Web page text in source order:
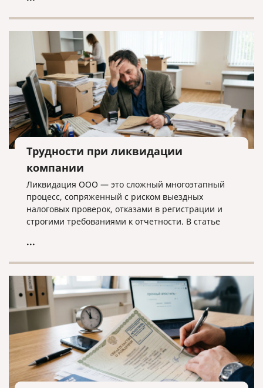
Трудности при ликвидации
компании
Ликвидация ООО — это сложный многоэтапный
процесс, сопряженный с риском выездных
налоговых проверок, отказами в регистрации и
строгими требованиями к отчетности. В статье
бизнеса, критерии упрощенной процедуры и
...